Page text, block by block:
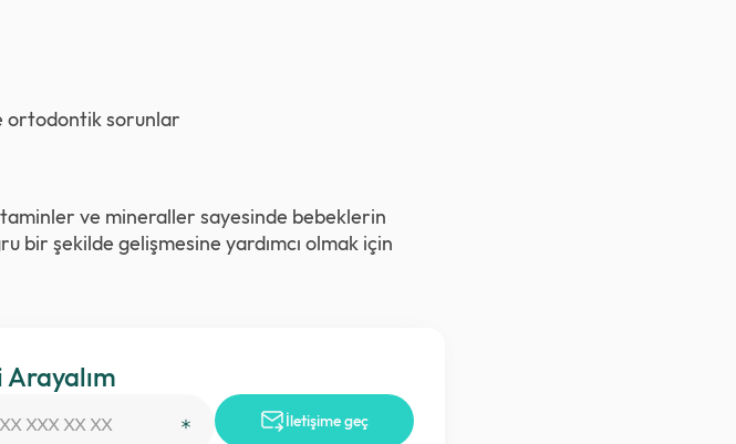
ortodontik sorunlar
ve mineraller sayesinde bebeklerin
bir şekilde gelişmesine yardımcı olmak için
Arayalım
İletişime geç